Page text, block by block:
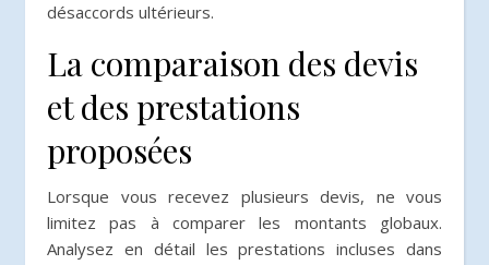
désaccords ultérieurs.
La comparaison des devis
et des prestations
proposées
Lorsque vous recevez plusieurs devis, ne vous
limitez pas à comparer les montants globaux.
Analysez en détail les prestations incluses dans